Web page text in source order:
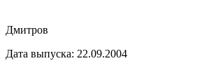
Дмитров
Дата выпуска: 22.09.2004